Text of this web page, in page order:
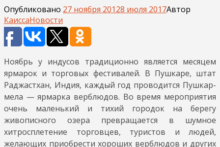
Опубликовано 27 ноября 20128 июля 2017Автор
КаиссаНовости
Ноябрь у индусов традиционно является месяцем
ярмарок и торговых фестивалей. В Пушкаре, штат
Раджастхан, Индия, каждый год проводится Пушкар-
мела — ярмарка верблюдов. Во время мероприятия
очень маленький и тихий городок на берегу
живописного озера превращается в шумное
хитросплетение торговцев, туристов и людей,
желающих приобрести хороших верблюдов и других